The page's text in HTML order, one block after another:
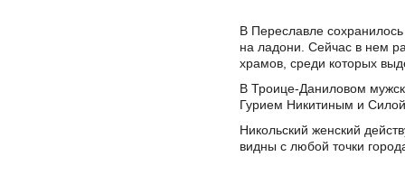
В Переславле
на ладони. Сейчас в нем
храмов, среди которых
В Троице-Даниловом
Гурием Никитиным и
Никольский женский
видны с любой точки